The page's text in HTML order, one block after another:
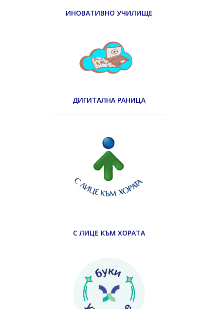
ИНОВАТИВНО УЧИЛИЩЕ
ДИГИТАЛНА РАНИЦА
С ЛИЦЕ КЪМ ХОРАТА